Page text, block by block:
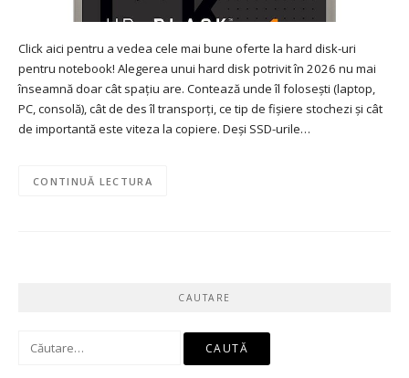
Click aici pentru a vedea cele mai bune oferte la hard disk-uri
pentru notebook! Alegerea unui hard disk potrivit în 2026 nu mai
înseamnă doar cât spațiu are. Contează unde îl folosești (laptop,
PC, consolă), cât de des îl transporți, ce tip de fișiere stochezi și cât
de importantă este viteza la copiere. Deși SSD-urile…
CONTINUĂ LECTURA
CAUTARE
Caută